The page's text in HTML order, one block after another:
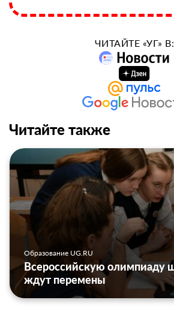
ЧИТАЙТЕ «УГ» В:
Читайте также
Образование UG.RU
Всероссийскую олимпиаду
ждут перемены